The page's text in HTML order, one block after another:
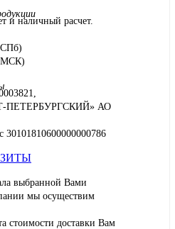
и наличный расчет.
ПЕТЕРБУРГСКИЙ» АО
выбранной Вами
мы осуществим
стоимости доставки Вам